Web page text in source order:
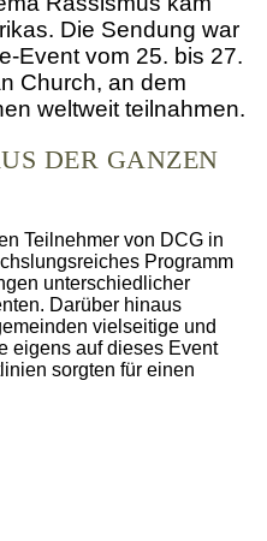
Die Sendung war
Event vom 25. bis 27.
Church, an dem
weltweit teilnahmen.
DER GANZEN
Teilnehmer von DCG in
Programm
unterschiedlicher
Darüber hinaus
vielseitige und
eigens auf dieses Event
sorgten für einen